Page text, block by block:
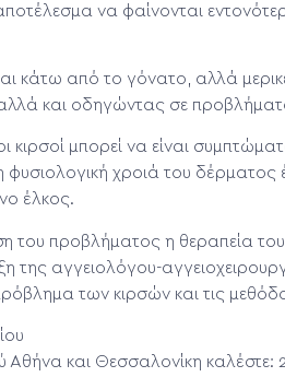
να φαίνονται
κάτω από το γόνατο, αλλά
αλλά και οδηγώντας σε
κιρσοί μπορεί να είναι
φυσιολογική χροιά του
έλκος.
του προβλήματος η θεραπεία
της αγγειολόγου-
των κιρσών και τις
Αθήνα και Θεσσαλονίκη καλέστε: